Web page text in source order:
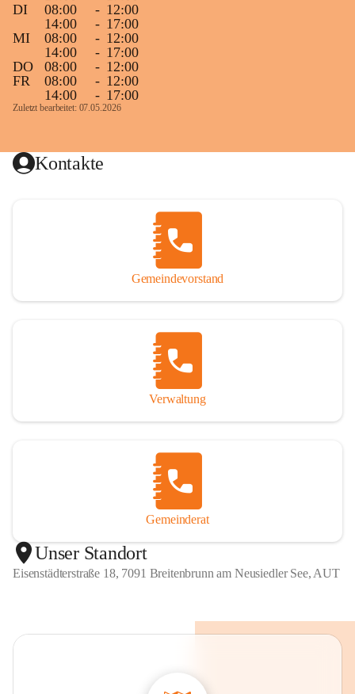
DI
08:00 - 12:00
14:00
- 17:00
MI
08:00 - 12:00
14:00
- 17:00
DO
08:00 - 12:00
FR
08:00 - 12:00
14:00
- 17:00
Zuletzt bearbeitet: 07.05.2026
Kontakte
Gemeindevorstand
Verwaltung
Gemeinderat
Unser Standort
Eisenstädterstraße 18, 7091 Breitenbrunn am Neusiedler See, AUT